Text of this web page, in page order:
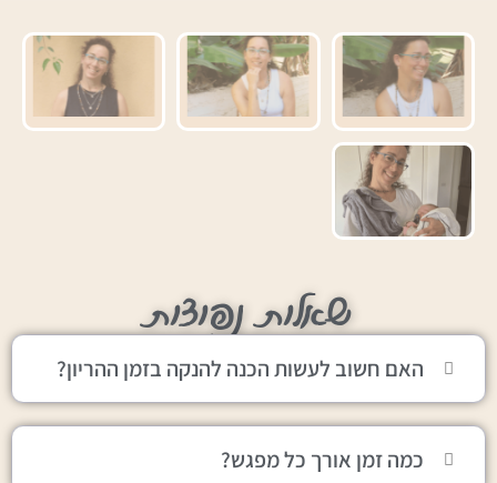
שאלות נפוצות
האם חשוב לעשות הכנה להנקה בזמן ההריון?
כמה זמן אורך כל מפגש?